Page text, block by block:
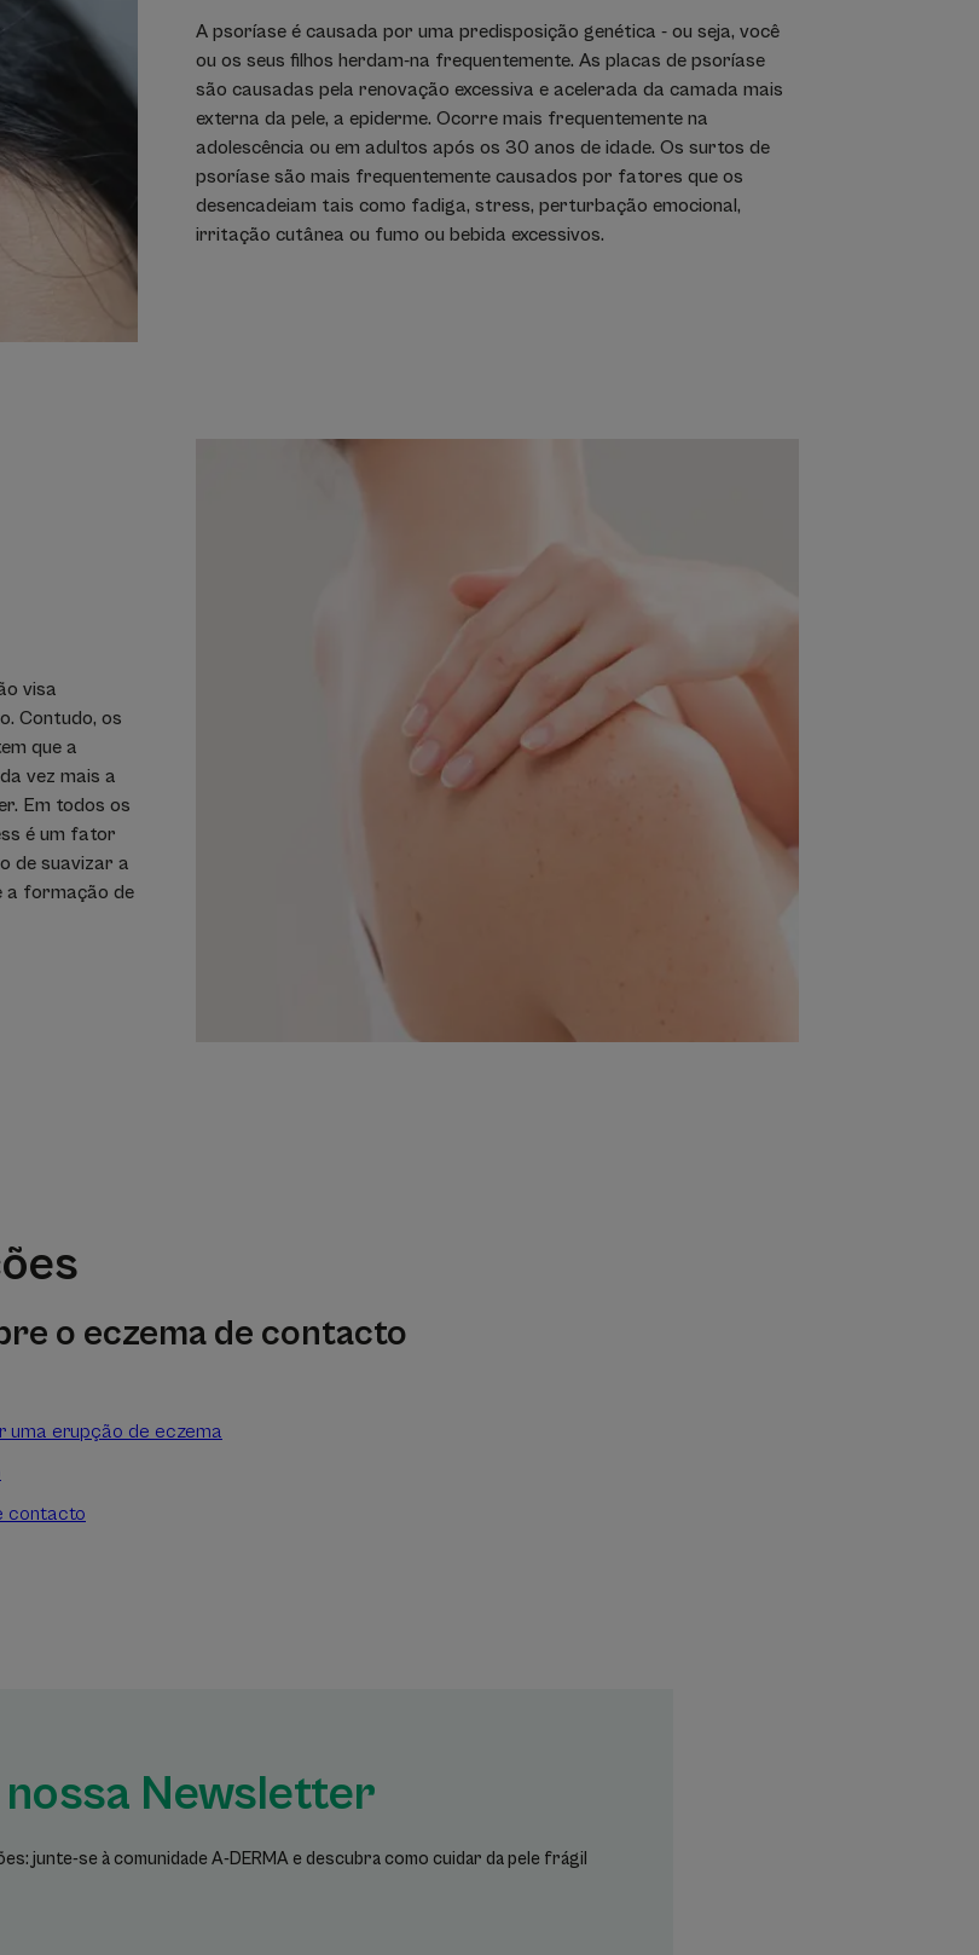
A psoríase é causada por uma predisposição genética - ou seja, você
ou os seus filhos herdam-na frequentemente. As placas de psoríase
são causadas pela renovação excessiva e acelerada da camada mais
externa da pele, a epiderme. Ocorre mais frequentemente na
adolescência ou em adultos após os 30 anos de idade. Os surtos de
psoríase são mais frequentemente causados por fatores que os
desencadeiam tais como fadiga, stress, perturbação emocional,
irritação cutânea ou fumo ou bebida excessivos.
visa
Contudo, os
que a
vez mais a
Em todos os
é um fator
de suavizar a
a formação de
o eczema de contacto
uma erupção de eczema
contacto
Newsletter
junte-se à comunidade A-DERMA e descubra como cuidar da pele frágil